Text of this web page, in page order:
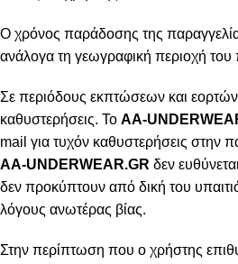
Ο χρόνος παράδοσης της
ανάλογα τη γεωγραφική περιοχή
Σε περιόδους εκπτώσεων και
καθυστερήσεις. Το AA-
mail για τυχόν καθυστερήσεις στην
AA-UNDERWEAR.GR δεν
δεν προκύπτουν από δική του
λόγους ανωτέρας βίας.
Στην περίπτωση που ο χρήστης